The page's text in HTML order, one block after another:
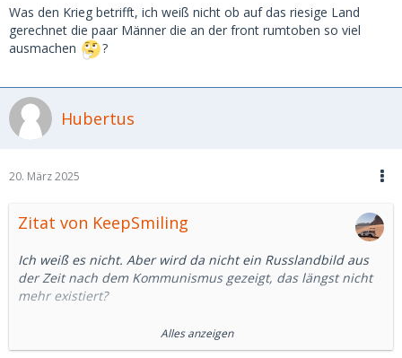
Aber ich denke, da wird ein Bild gezeichnet, dass es so in
Russland nicht mehr gibt.
derzeit im Krieg und ob der Sold ausreicht, der Frau ein
schönes Leben zu machen, da habe ich meine Zweifel.
geprägt Idealvorstellung ist, die aber mit der russischen
Was den Krieg betrifft, ich weiß nicht ob auf das riesige Land
gerechnet die paar Männer die an der front rumtoben so viel
ausmachen
?
Hubertus
20. März 2025
Zitat von KeepSmiling
Ich weiß es nicht. Aber wird da nicht ein Russlandbild aus
der Zeit nach dem Kommunismus gezeigt, das längst nicht
mehr existiert?
Ich habe mal google bemüht.Alles anzeigen